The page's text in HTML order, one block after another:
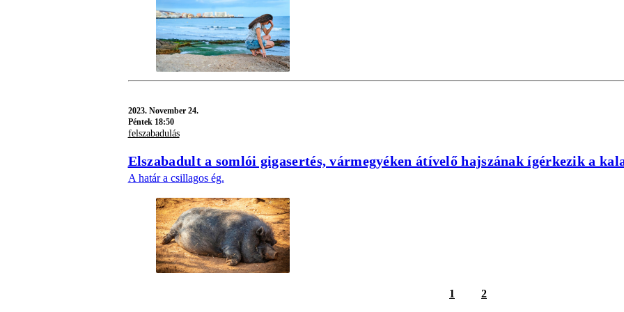
2023. November 24.
Péntek 18:50
felszabadulás
Elszabadult a somlói gigasertés, vármegyéken átívelő hajszának ígérkezik a
A határ a csillagos ég.
1 2